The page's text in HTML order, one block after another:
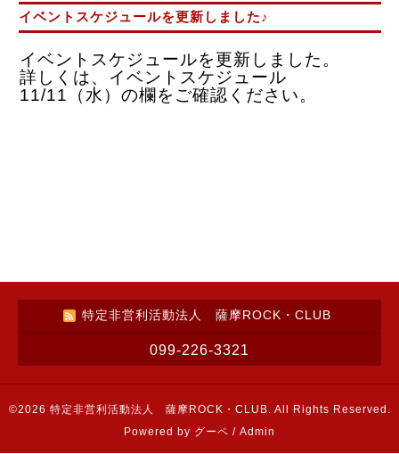
イベントスケジュールを更新しました♪
イベントスケジュールを更新しました。
詳しくは、イベントスケジュール
11/11（水）の欄をご確認ください。
特定非営利活動法人 薩摩ROCK・CLUB
099-226-3321
©2026 特定非営利活動法人 薩摩ROCK・CLUB. All Rights Reserved.
Powered by グーペ / Admin